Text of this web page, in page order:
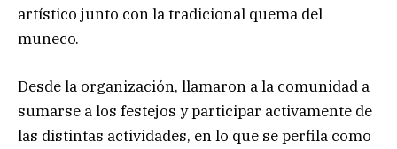
artístico junto con la tradicional quema del
muñeco.
Desde la organización, llamaron a la comunidad a
sumarse a los festejos y participar activamente de
las distintas actividades, en lo que se perfila como